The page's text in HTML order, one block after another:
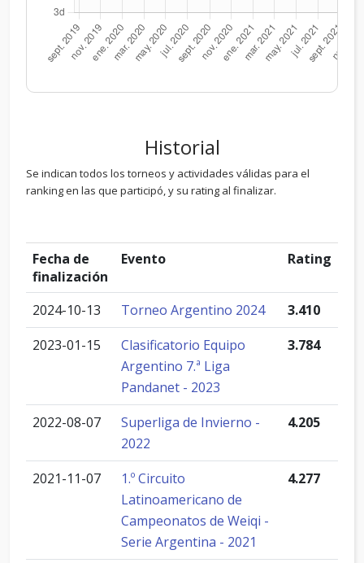
Historial
Se indican todos los torneos y actividades válidas para el
ranking en las que participó, y su rating al finalizar.
Fecha de
finalización
Evento Rating
2024-10-13 Torneo Argentino 2024
3.410
2023-01-15
Clasificatorio Equipo
Argentino 7.ª Liga
Pandanet - 2023
3.784
2022-08-07
Superliga de Invierno -
2022
4.205
2021-11-07
1.º Circuito
Latinoamericano de
Campeonatos de Weiqi -
Serie Argentina - 2021
4.277